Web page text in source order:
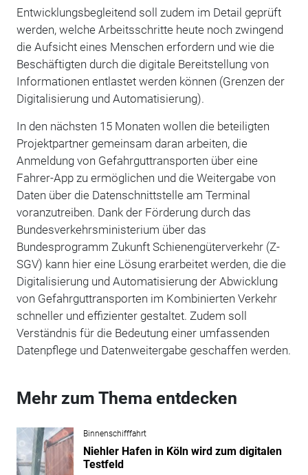
Entwicklungsbegleitend soll zudem im Detail geprüft
werden, welche Arbeitsschritte heute noch zwingend
die Aufsicht eines Menschen erfordern und wie die
Beschäftigten durch die digitale Bereitstellung von
Informationen entlastet werden können (Grenzen der
Digitalisierung und Automatisierung).
In den nächsten 15 Monaten wollen die beteiligten
Projektpartner gemeinsam daran arbeiten, die
Anmeldung von Gefahrguttransporten über eine
Fahrer-App zu ermöglichen und die Weitergabe von
Daten über die Datenschnittstelle am Terminal
voranzutreiben. Dank der Förderung durch das
Bundesverkehrsministerium über das
Bundesprogramm Zukunft Schienengüterverkehr (Z-
SGV) kann hier eine Lösung erarbeitet werden, die die
Digitalisierung und Automatisierung der Abwicklung
von Gefahrguttransporten im Kombinierten Verkehr
schneller und effizienter gestaltet. Zudem soll
Verständnis für die Bedeutung einer umfassenden
Datenpflege und Datenweitergabe geschaffen werden.
Mehr zum Thema entdecken
Binnenschifffahrt
Niehler Hafen in Köln wird zum digitalen
Testfeld